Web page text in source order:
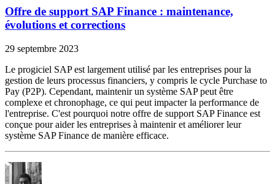
Offre de support SAP Finance : maintenance,
évolutions et corrections
29 septembre 2023
Le progiciel SAP est largement utilisé par les entreprises pour la
gestion de leurs processus financiers, y compris le cycle Purchase to
Pay (P2P). Cependant, maintenir un système SAP peut être
complexe et chronophage, ce qui peut impacter la performance de
l'entreprise. C'est pourquoi notre offre de support SAP Finance est
conçue pour aider les entreprises à maintenir et améliorer leur
système SAP Finance de manière efficace.